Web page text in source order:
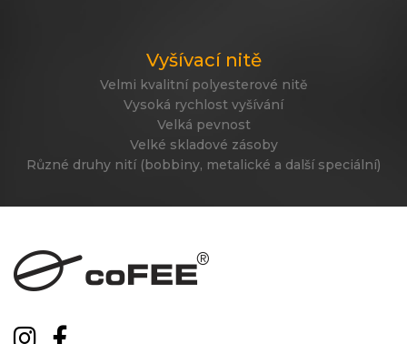
Vyšívací nitě
Velmi kvalitní polyesterové nitě
Vysoká rychlost vyšívání
Velká pevnost
Velké skladové zásoby
Různé druhy nití (bobbiny, metalické a další speciální)